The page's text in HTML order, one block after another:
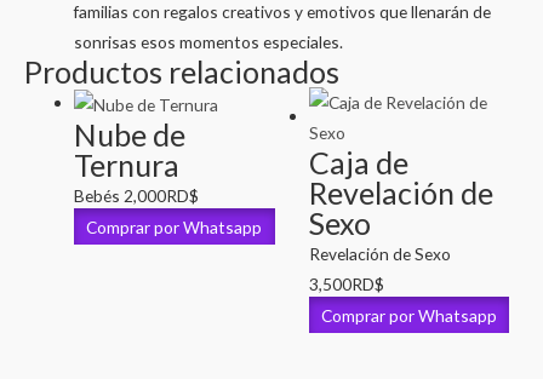
familias con regalos creativos y emotivos que llenarán de
sonrisas esos momentos especiales.
Productos relacionados
Nube de
Ternura
Bebés2,000RD$
Comprar por Whatsapp
Caja de
Revelación de
Sexo
Revelación de Sexo
3,500RD$
Comprar por Whatsapp